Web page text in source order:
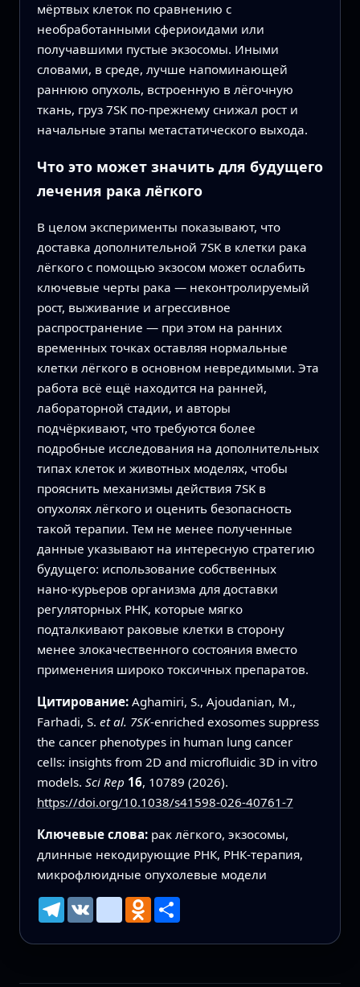
мёртвых клеток по сравнению с
необработанными сфериоидами или
получавшими пустые экзосомы. Иными
словами, в среде, лучше напоминающей
раннюю опухоль, встроенную в лёгочную
ткань, груз 7SK по‑прежнему снижал рост и
начальные этапы метастатического выхода.
Что это может значить для будущего
лечения рака лёгкого
В целом эксперименты показывают, что
доставка дополнительной 7SK в клетки рака
лёгкого с помощью экзосом может ослабить
ключевые черты рака — неконтролируемый
рост, выживание и агрессивное
распространение — при этом на ранних
временных точках оставляя нормальные
клетки лёгкого в основном невредимыми. Эта
работа всё ещё находится на ранней,
лабораторной стадии, и авторы
подчёркивают, что требуются более
подробные исследования на дополнительных
типах клеток и животных моделях, чтобы
прояснить механизмы действия 7SK в
опухолях лёгкого и оценить безопасность
такой терапии. Тем не менее полученные
данные указывают на интересную стратегию
будущего: использование собственных
нано‑курьеров организма для доставки
регуляторных РНК, которые мягко
подталкивают раковые клетки в сторону
менее злокачественного состояния вместо
применения широко токсичных препаратов.
Цитирование: Aghamiri, S., Ajoudanian, M.,
Farhadi, S. et al. 7SK-enriched exosomes suppress
the cancer phenotypes in human lung cancer
cells: insights from 2D and microfluidic 3D in vitro
models. Sci Rep 16, 10789 (2026).
https://doi.org/10.1038/s41598-026-40761-7
Ключевые слова: рак лёгкого, экзосомы,
длинные некодирующие РНК, РНК‑терапия,
микрофлюидные опухолевые модели
Telegram
VK mailruOdnoklassniki
Ресурс